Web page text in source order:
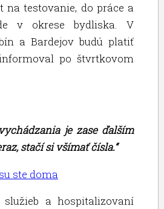
testovanie, do práce a
v okrese bydliska. V
a Bardejov budú platiť
po štvrtkovom
je zase ďalším
stačí si všímať čísla.“
ste doma
a hospitalizovaní